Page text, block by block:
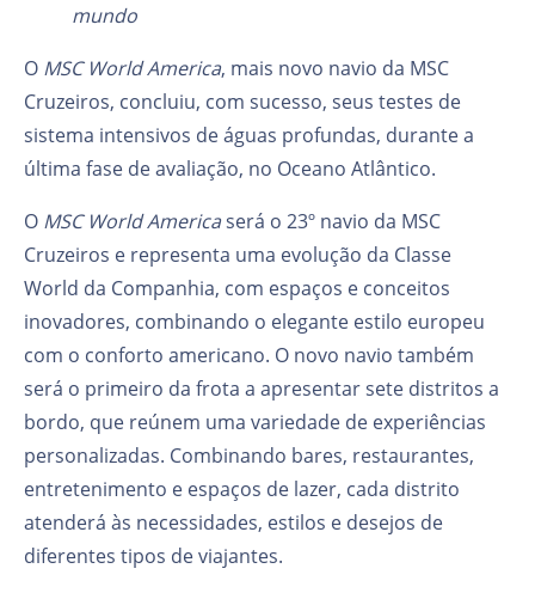
mundo
O MSC World America, mais novo navio da MSC
Cruzeiros, concluiu, com sucesso, seus testes de
sistema intensivos de águas profundas, durante a
última fase de avaliação, no Oceano Atlântico.
O MSC World Americaserá o 23º navio da MSC
Cruzeiros e representa uma evolução da Classe
World da Companhia, com espaços e conceitos
inovadores, combinando o elegante estilo europeu
com o conforto americano. O novo navio também
será o primeiro da frota a apresentar sete distritos a
bordo, que reúnem uma variedade de experiências
personalizadas. Combinando bares, restaurantes,
entretenimento e espaços de lazer, cada distrito
atenderá às necessidades, estilos e desejos de
diferentes tipos de viajantes.